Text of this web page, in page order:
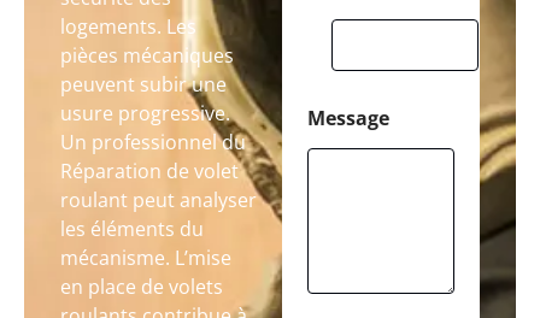
logements. Les
pièces mécaniques
peuvent subir une
usure progressive.
Un professionnel du
Réparation de volet
roulant peut analyser
les éléments du
mécanisme. L’mise
en place de volets
Message